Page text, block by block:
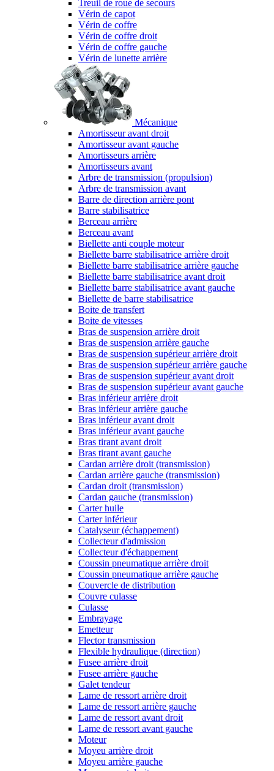
Treuil de roue de secours
Vérin de capot
Vérin de coffre
Vérin de coffre droit
Vérin de coffre gauche
Vérin de lunette arrière
Mécanique
Amortisseur avant droit
Amortisseur avant gauche
Amortisseurs arrière
Amortisseurs avant
Arbre de transmission (propulsion)
Arbre de transmission avant
Barre de direction arrière pont
Barre stabilisatrice
Berceau arrière
Berceau avant
Biellette anti couple moteur
Biellette barre stabilisatrice arrière droit
Biellette barre stabilisatrice arrière gauche
Biellette barre stabilisatrice avant droit
Biellette barre stabilisatrice avant gauche
Biellette de barre stabilisatrice
Boite de transfert
Boite de vitesses
Bras de suspension arrière droit
Bras de suspension arrière gauche
Bras de suspension supérieur arrière droit
Bras de suspension supérieur arrière gauche
Bras de suspension supérieur avant droit
Bras de suspension supérieur avant gauche
Bras inférieur arrière droit
Bras inférieur arrière gauche
Bras inférieur avant droit
Bras inférieur avant gauche
Bras tirant avant droit
Bras tirant avant gauche
Cardan arrière droit (transmission)
Cardan arrière gauche (transmission)
Cardan droit (transmission)
Cardan gauche (transmission)
Carter huile
Carter inférieur
Catalyseur (échappement)
Collecteur d'admission
Collecteur d'échappement
Coussin pneumatique arrière droit
Coussin pneumatique arrière gauche
Couvercle de distribution
Couvre culasse
Culasse
Embrayage
Emetteur
Flector transmission
Flexible hydraulique (direction)
Fusee arrière droit
Fusee arrière gauche
Galet tendeur
Lame de ressort arrière droit
Lame de ressort arrière gauche
Lame de ressort avant droit
Lame de ressort avant gauche
Moteur
Moyeu arrière droit
Moyeu arrière gauche